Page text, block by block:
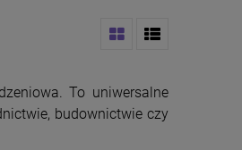
To uniwersalne
budownictwie czy